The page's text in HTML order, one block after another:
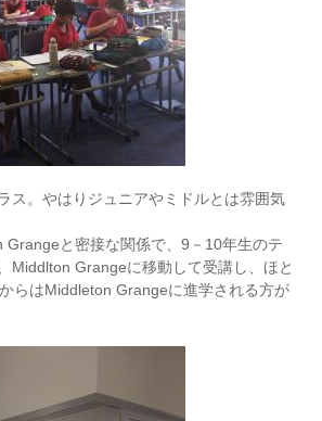
ス。やはりジュニアやミドルとは雰囲気
Grangeと密接な関係で、9－10年生のテ
Middlton Grangeに移動して受講し、ほと
らはMiddleton Grangeに進学される方が